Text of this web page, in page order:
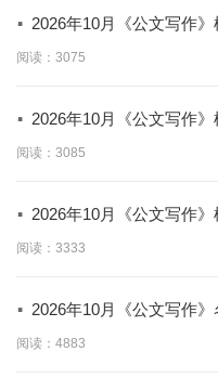
· 2026年10月《公文写作》
阅读：3075
· 2026年10月《公文写作》
阅读：3085
· 2026年10月《公文写作》
阅读：3333
· 2026年10月《公文写作
阅读：4883